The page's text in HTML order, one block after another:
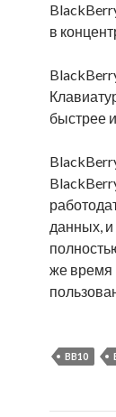
в
быстрее
данных,
же время
BB10